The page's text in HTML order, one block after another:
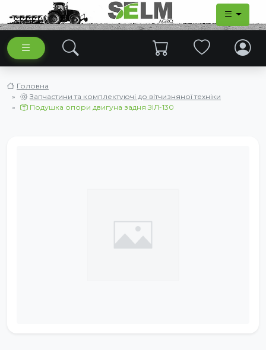
Головна
Запчастини та комплектуючі до вітчизняної техніки
Подушка опори двигуна задня ЗІЛ-130